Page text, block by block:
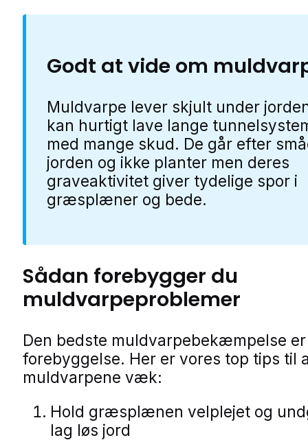
Godt at vide om
Muldvarpe lever skjult under
kan hurtigt lave lange
med mange skud. De går efter
jorden og ikke planter men deres
graveaktivitet giver tydelige spor i
græsplæner og bede.
Sådan forebygger du
muldvarpeproblemer
Den bedste muldvarpebekæmpelse er
forebyggelse. Her er vores top tips til
muldvarpene væk:
Hold græsplænen velplejet og
lag løs jord